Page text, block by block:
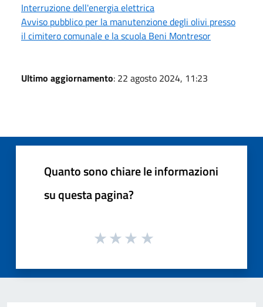
Interruzione dell'energia elettrica
Avviso pubblico per la manutenzione degli olivi presso
il cimitero comunale e la scuola Beni Montresor
Ultimo aggiornamento: 22 agosto 2024, 11:23
Quanto sono chiare le informazioni
su questa pagina?